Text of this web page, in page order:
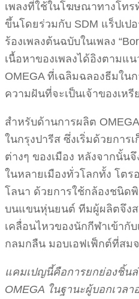
เพลงที่ใช้ในโฆษณาทางโทร
ขึ้นโดยร่วมกับ SDM แร็ปเป
ร้องเพลงต้นฉบับในเพลง
เนื้อหาของเพลงได้อิงตามแ
OMEGA ที่เฉลิมฉลองธีมใน
ความฝันที่จะเป็นเจ้าของเห
สำหรับด้านการผลิต
ในกรุงปารีส ซึ่งเริ่มด้วยการ
ต่างๆ ของเมือง หลังจากนั้น
ในหลายเมืองทั่วโลกทั้ง โตร
โลนา ด้วยการใช้กล้องชนิด
บนแขนหุ่นยนต์ ทีมผู้ผลิตจึง
เคลื่อนไหวของนักกีฬาเข้ากั
กลมกลืน มอบเอฟเฟ็กต์ที่สม
แคมเปญนี้คือการยกย่องชิ้น
OMEGA ในฐานะผู้บอกเวลา